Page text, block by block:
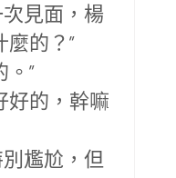
見面，楊
麼的？”
。”
好的，幹嘛
尷尬，但